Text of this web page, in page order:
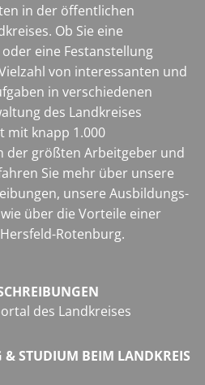
in der öffentlichen
Ob Sie eine
eine Festanstellung
von interessanten und
in verschiedenen
des Landkreises
mit knapp 1.000
der größten Arbeitgeber und
Sie mehr über unsere
unsere Ausbildungs-
über die Vorteile einer
Rotenburg.
des Landkreises
STUDIUM BEIM LANDKREIS